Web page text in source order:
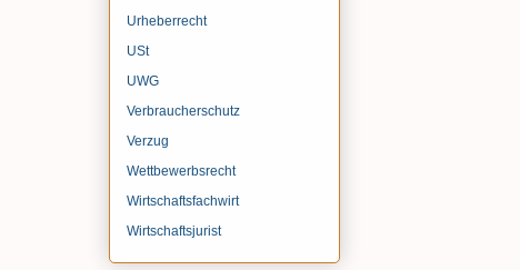
Urheberrecht
USt
UWG
Verbraucherschutz
Verzug
Wettbewerbsrecht
Wirtschaftsfachwirt
Wirtschaftsjurist